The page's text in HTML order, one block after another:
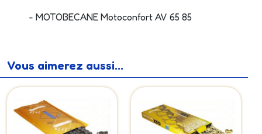
- MOTOBECANE Motoconfort AV 65 85
Vous aimerez aussi...